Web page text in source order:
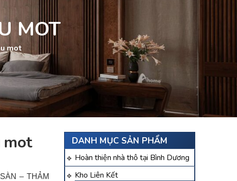
MOT
mot
DANH MỤC SẢN PHẨM
Hoàn thiện nhà thô tại Bình Dương
Kho Liên Kết
mot
– THẢM